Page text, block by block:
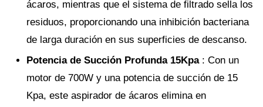
ácaros, mientras que el sistema de filtrado sella los
residuos, proporcionando una inhibición bacteriana
de larga duración en sus superficies de descanso.
Potencia de Succión Profunda 15Kpa : Con un
motor de 700W y una potencia de succión de 15
Kpa, este aspirador de ácaros elimina en